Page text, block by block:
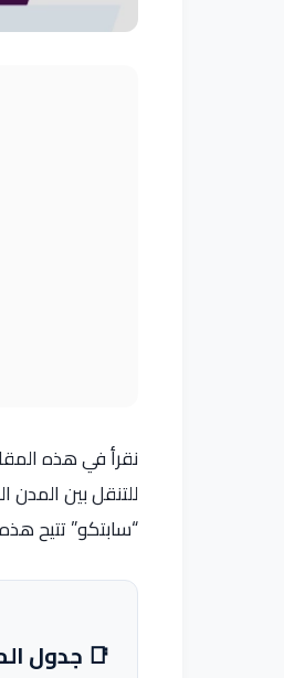
نقرأ في هذه
للتنقل بين
“سابتكو” تتيح
📑 جدول